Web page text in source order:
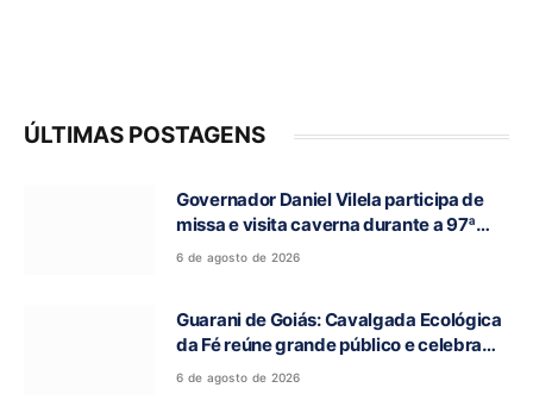
ÚLTIMAS POSTAGENS
Governador Daniel Vilela participa de
missa e visita caverna durante a 97ª
Romaria do Bom Jesus da Lapa de Terra
6 de agosto de 2026
Guarani de Goiás: Cavalgada Ecológica
da Fé reúne grande público e celebra
tradição religiosa
6 de agosto de 2026